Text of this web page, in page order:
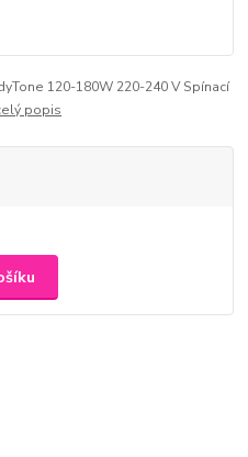
120-180W 220-240 V Spínací
popis